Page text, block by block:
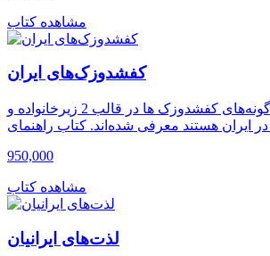
مشاهده کتاب
کفشدوزک‌های ایران
این کتاب شامل تمام گونه‌های کفشدوزک ها در قالب 2 زیرخانواده و
950,000
مشاهده کتاب
لذت‌های ایرانیان